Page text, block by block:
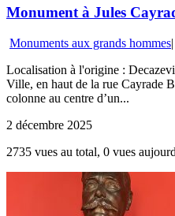
Monument à Jules
Monuments aux grands hommes|
Localisation à l'origine :
Ville, en haut de la rue Cayrade
colonne au centre d’un...
2 décembre 2025
2735 vues au total, 0 vues